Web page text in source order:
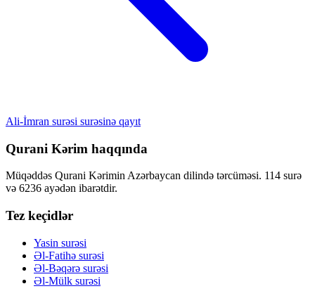
Ali-İmran surəsi surəsinə qayıt
Qurani Kərim haqqında
Müqəddəs Qurani Kərimin Azərbaycan dilində tərcüməsi. 114 surə
və 6236 ayədən ibarətdir.
Tez keçidlər
Yasin surəsi
Əl-Fatihə surəsi
Əl-Bəqərə surəsi
Əl-Mülk surəsi